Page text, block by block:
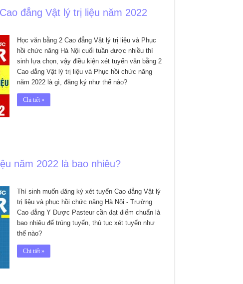
đẳng Vật lý trị liệu năm 2022
Học văn bằng 2 Cao đẳng Vật lý trị liệu và Phục
hồi chức năng Hà Nội cuối tuần được nhiều thí
sinh lựa chọn, vậy điều kiện xét tuyển văn bằng 2
Cao đẳng Vật lý trị liệu và Phục hồi chức năng
năm 2022 là gì, đăng ký như thế nào?
Chi tiết »
năm 2022 là bao nhiêu?
Thí sinh muốn đăng ký xét tuyển Cao đẳng Vật lý
trị liệu và phục hồi chức năng Hà Nội - Trường
Cao đẳng Y Dược Pasteur cần đạt điểm chuẩn là
bao nhiêu để trúng tuyển, thủ tục xét tuyển như
thế nào?
Chi tiết »